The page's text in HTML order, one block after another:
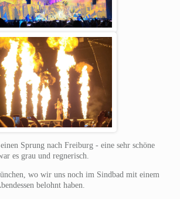
Sprung nach Freiburg - eine sehr schöne
es grau und regnerisch.
wo wir uns noch im Sindbad mit einem
belohnt haben.